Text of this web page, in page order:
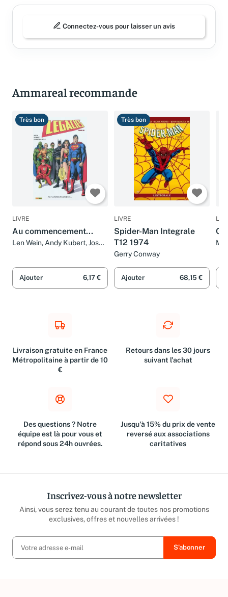
Connectez-vous pour laisser un avis
Ammareal recommande
Très bon
LIVRE
Au commencement...
Len Wein, Andy Kubert, José
Ajouter 6,17 €
Très bon
LIVRE
Spider-Man Integrale
T12 1974
Gerry Conway
Ajouter 68,15 €
Livraison gratuite en France
Métropolitaine à partir de 10
€
Retours dans les 30 jours
suivant l'achat
Des questions ? Notre
équipe est là pour vous et
répond sous 24h ouvrées.
Jusqu'à 15% du prix de vente
reversé aux associations
caritatives
Inscrivez-vous à notre newsletter
Ainsi, vous serez tenu au courant de toutes nos promotions
exclusives, offres et nouvelles arrivées !